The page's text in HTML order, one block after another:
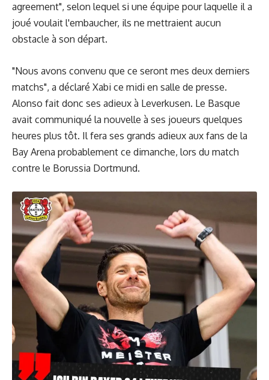
agreement", selon lequel si une équipe pour laquelle il a
joué voulait l'embaucher, ils ne mettraient aucun
obstacle à son départ.
"Nous avons convenu que ce seront mes deux derniers
matchs", a déclaré Xabi ce midi en salle de presse.
Alonso fait donc ses adieux à Leverkusen. Le Basque
avait communiqué la nouvelle à ses joueurs quelques
heures plus tôt. Il fera ses grands adieux aux fans de la
Bay Arena probablement ce dimanche, lors du match
contre le Borussia Dortmund.